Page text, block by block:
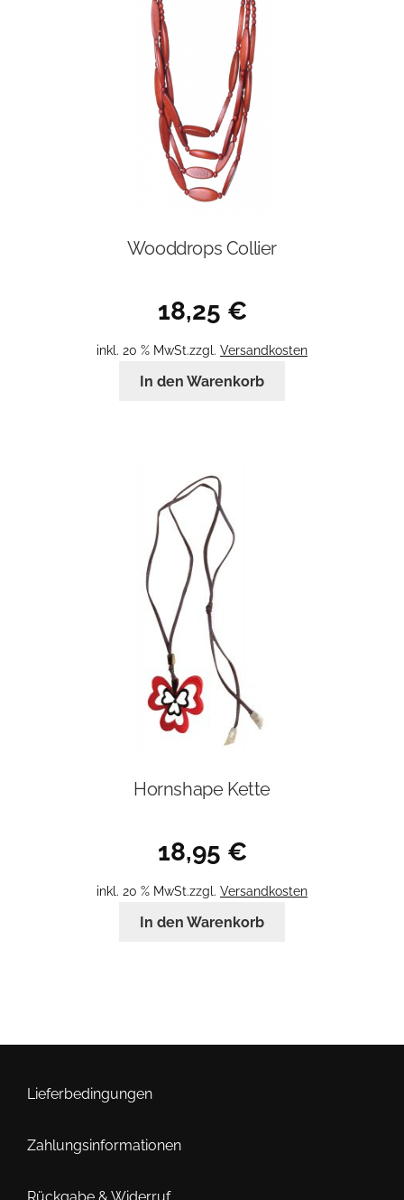
Wooddrops Collier
18,25 €
inkl. 20 % MwSt.zzgl. Versandkosten
In den Warenkorb
Hornshape Kette
18,95 €
inkl. 20 % MwSt.zzgl. Versandkosten
In den Warenkorb
Lieferbedingungen
Zahlungsinformationen